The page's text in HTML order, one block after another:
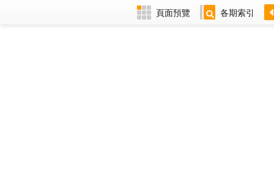
頁面預覽 各期索引